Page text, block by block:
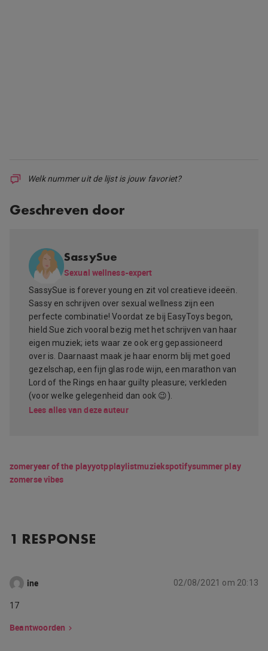
Welk nummer uit de lijst is jouw favoriet?
Geschreven door
SassySue
Sexual wellness-expert
SassySue is forever young en zit vol creatieve ideeën.
Sassy en schrijven over sexual wellness zijn een
perfecte combinatie! Voordat ze bij EasyToys begon,
hield Sue zich vooral bezig met het schrijven van haar
eigen muziek; iets waar ze ook erg gepassioneerd
over is. Daarnaast maak je haar enorm blij met goed
gezelschap, een fijn glas rode wijn, een marathon van
Lord of the Rings en haar guilty pleasure; verkleden
(voor welke gelegenheid dan ook 😉).
Lees alles van deze auteur
zomeryear of the playyotpplaylistmuziekspotifysummer play
zomerse vibes
1 RESPONSE
ine 02/08/2021 om 20:13
17
Beantwoorden